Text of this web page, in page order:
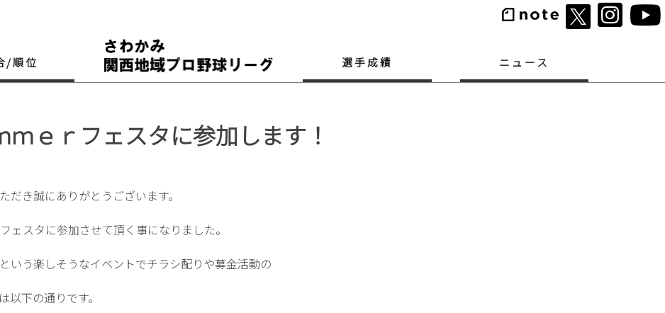
/順位 選手成績 ニュース
ｅｒフェスタに参加します！
だき誠にありがとうございます。
ェスタに参加させて頂く事になりました。
いう楽しそうなイベントでチラシ配りや募金活動の
以下の通りです。